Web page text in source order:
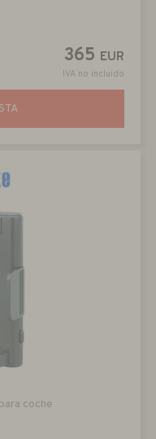
365 EUR
IVA no incluido
coche